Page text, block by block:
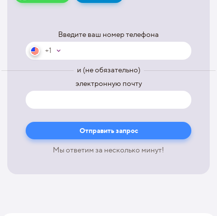
Введите ваш номер телефона
+1
и (не обязательно)
электронную почту
Мы ответим за несколько минут!